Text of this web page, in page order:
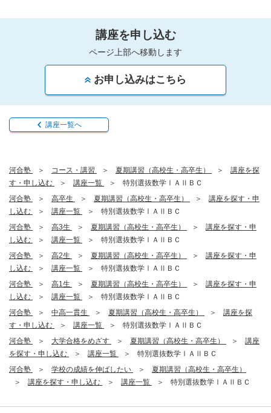
講座を申し込む
ページ上部へ移動します
お申し込みはこちら
講座一覧へ
河合塾 コース・講習 夏期講習（高校生・高卒生）
講座を探
す・申し込む
講座一覧
特別選抜数学ⅠＡⅡＢＣ
河合塾
高卒生 夏期講習（高校生・高卒生）
講座を探す・申
し込む
講座一覧
特別選抜数学ⅠＡⅡＢＣ
河合塾
高3生 夏期講習（高校生・高卒生）
講座を探す・申
し込む
講座一覧
特別選抜数学ⅠＡⅡＢＣ
河合塾
高2生 夏期講習（高校生・高卒生）
講座を探す・申
し込む
講座一覧
特別選抜数学ⅠＡⅡＢＣ
河合塾
高1生 夏期講習（高校生・高卒生）
講座を探す・申
し込む
講座一覧
特別選抜数学ⅠＡⅡＢＣ
河合塾
中高一貫生 夏期講習（高校生・高卒生）
講座を探
す・申し込む
講座一覧
特別選抜数学ⅠＡⅡＢＣ
河合塾
大学合格をめざす 夏期講習（高校生・高卒生）
講座
を探す・申し込む
講座一覧
特別選抜数学ⅠＡⅡＢＣ
河合塾
学校の成績を伸ばしたい
夏期講習（高校生・高卒生）
講座を探す・申し込む
講座一覧 特別選抜数学ⅠＡⅡＢＣ